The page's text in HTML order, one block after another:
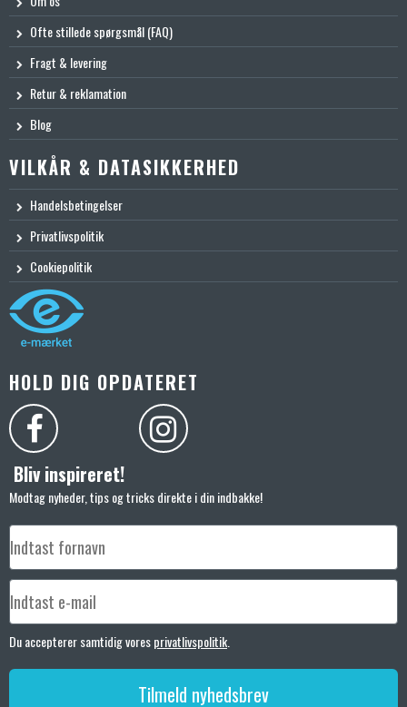
Ofte stillede spørgsmål (FAQ)
Fragt & levering
Retur & reklamation
Blog
VILKÅR & DATASIKKERHED
Handelsbetingelser
Privatlivspolitik
Cookiepolitik
HOLD DIG OPDATERET
Bliv inspireret!
Modtag nyheder, tips og tricks direkte i din indbakke!
Du accepterer samtidig voresprivatlivspolitik.
Tilmeld nyhedsbrev